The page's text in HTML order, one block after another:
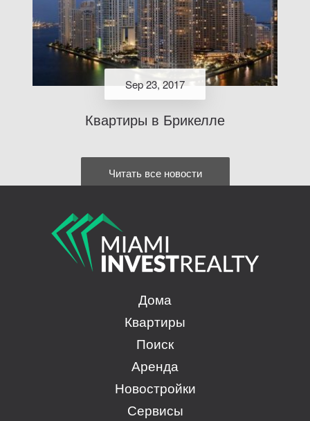
Sep 23, 2017
Квартиры в Брикелле
Читать все новости
Дома
Квартиры
Поиск
Аренда
Новостройки
Сервисы